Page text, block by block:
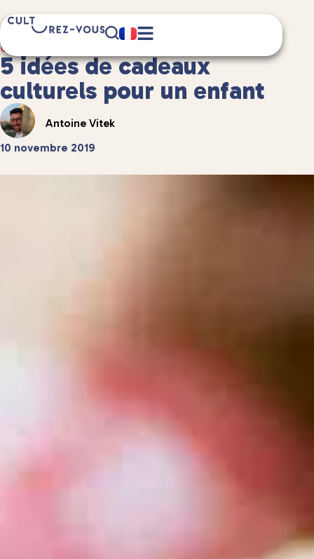
Culture
3 minute(s) de lecture
5 idées de cadeaux
culturels pour un enfant
Antoine Vitek
10 novembre 2019